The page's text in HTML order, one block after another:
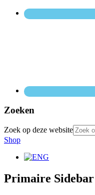
Zoeken
Zoek op deze website
Shop
Primaire Sidebar